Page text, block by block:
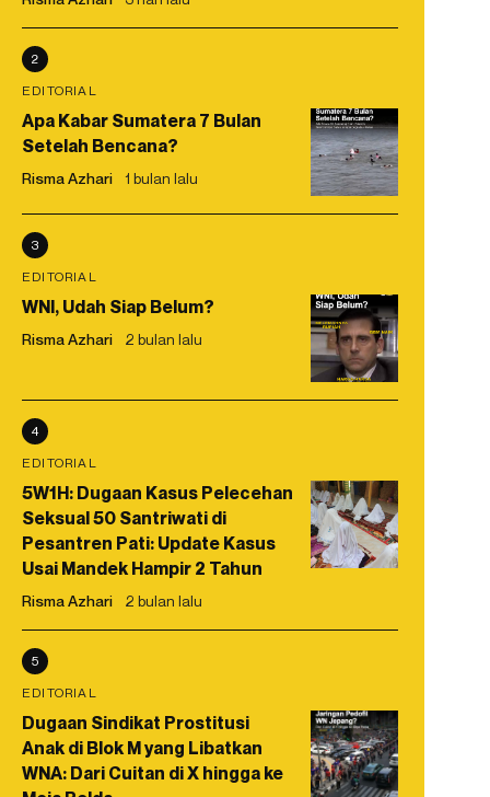
2
EDITORIAL
Apa Kabar Sumatera 7 Bulan
Setelah Bencana?
Risma Azhari 1 bulan lalu
3
EDITORIAL
WNI, Udah Siap Belum?
Risma Azhari 2 bulan lalu
4
EDITORIAL
5W1H: Dugaan Kasus Pelecehan
Seksual 50 Santriwati di
Pesantren Pati: Update Kasus
Usai Mandek Hampir 2 Tahun
Risma Azhari 2 bulan lalu
5
EDITORIAL
Dugaan Sindikat Prostitusi
Anak di Blok M yang Libatkan
WNA: Dari Cuitan di X hingga ke